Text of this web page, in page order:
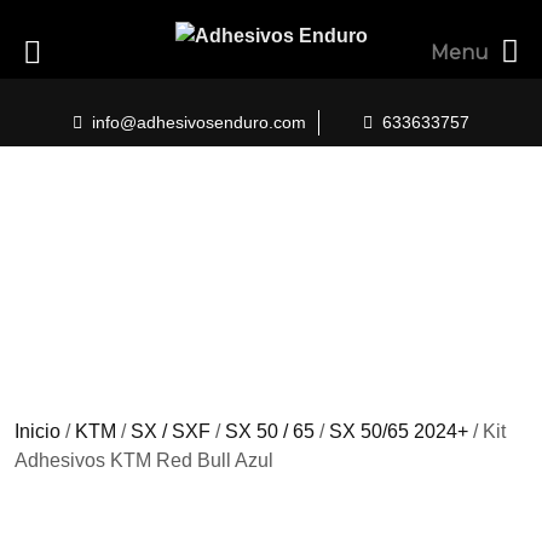
content
info@adhesivosenduro.com 633633757
Inicio / KTM / SX / SXF / SX 50 / 65 / SX 50/65 2024+ / Kit
Adhesivos KTM Red Bull Azul
Menu